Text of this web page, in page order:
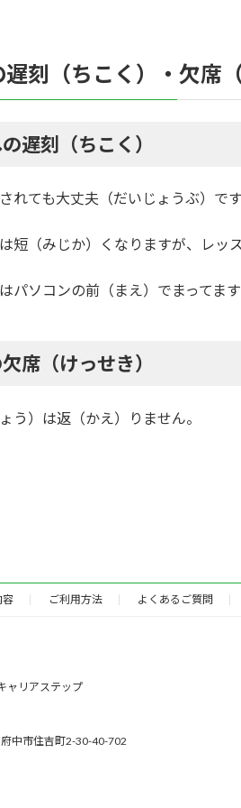
遅刻（ちこく）・欠席
遅刻（ちこく）
れても大丈夫（だいじょうぶ）です
短（みじか）くなりますが、レッ
パソコンの前（まえ）でまってま
席（けっせき）
う）は返（かえ）りません。
容 ご利用方法 よくあるご質問
ャリアステップ
中市住吉町2-30-40-702